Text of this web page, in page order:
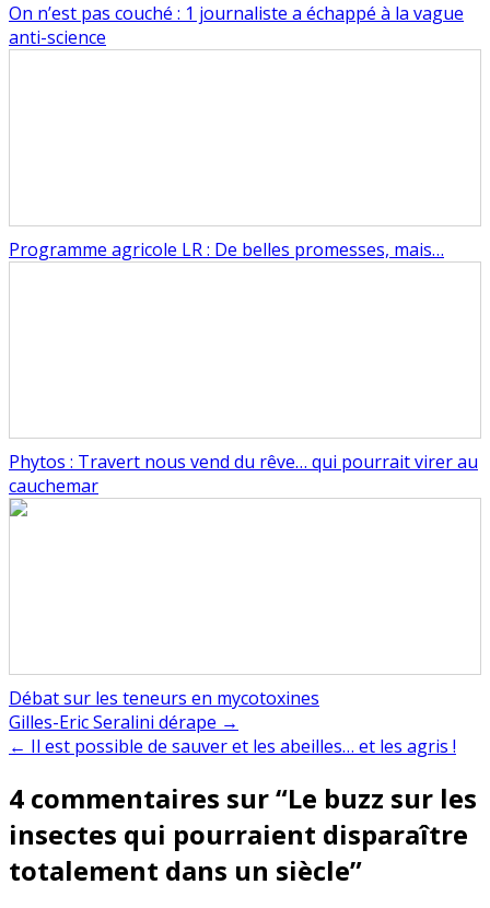
On n’est pas couché : 1 journaliste a échappé à la vague
anti-science
Programme agricole LR : De belles promesses, mais…
Phytos : Travert nous vend du rêve… qui pourrait virer au
cauchemar
Débat sur les teneurs en mycotoxines
Navigation
de
l’article
Gilles-Eric Seralini dérape →
← Il est possible de sauver et les abeilles… et les agris !
4 commentaires sur “Le buzz sur les
insectes qui pourraient disparaître
totalement dans un siècle”